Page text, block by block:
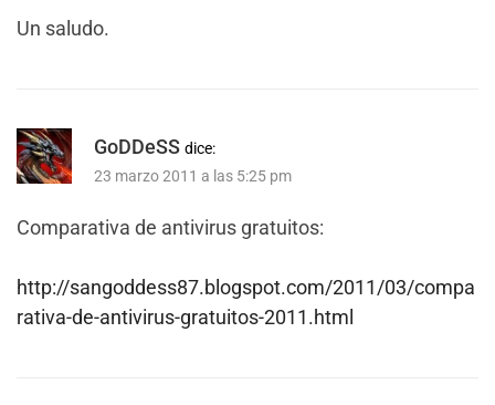
Un saludo.
GoDDeSS dice:
23 marzo 2011 a las 5:25 pm
Comparativa de antivirus gratuitos:
http://sangoddess87.blogspot.com/2011/03/compa
rativa-de-antivirus-gratuitos-2011.html